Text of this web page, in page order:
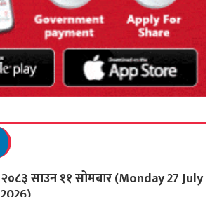
२०८३ साउन ११ सोमबार (Monday 27 July